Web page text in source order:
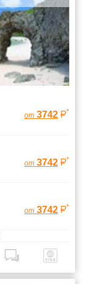
от 3742 *
от 3742 *
от 3742 *